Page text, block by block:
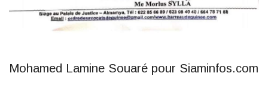
Mohamed Lamine Souaré pour Siaminfos.com